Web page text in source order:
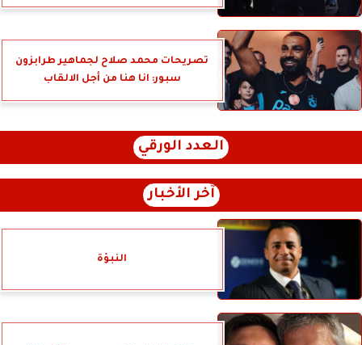
تصريحات محمد صلاح لجماهير طرابزون
سبور: انا هنا من أجل الالقاب
العدد الورقي
آخر الأخبار
النبؤة